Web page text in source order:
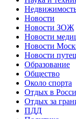
Новости
Новости ЗОЖ
Новости
Новости
Новости
Образование
Общество
Около спорта
Отдых в
Отдых за
ПДД